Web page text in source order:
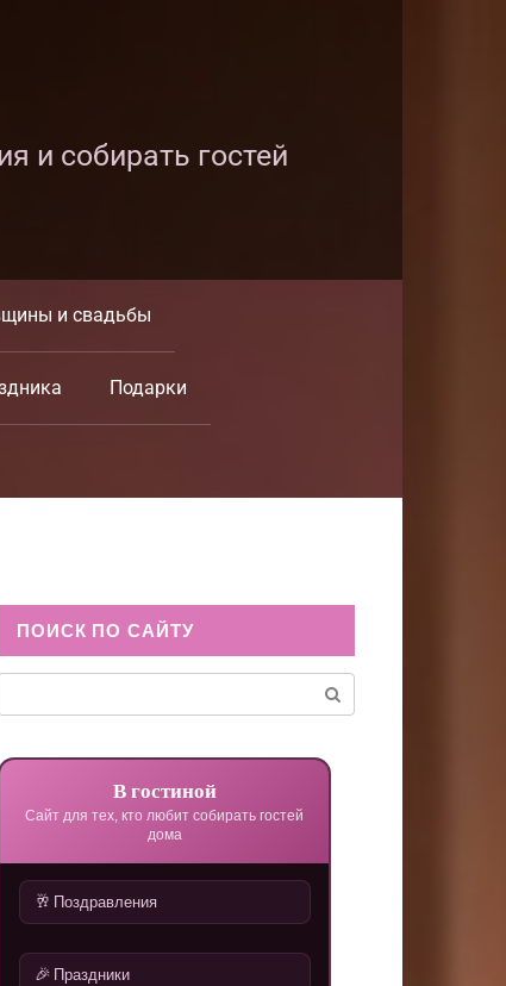
и собирать гостей
и свадьбы
Подарки
ПОИСК ПО САЙТУ
В гостиной
Сайт для тех, кто любит собирать гостей
дома
🥂 Поздравления
🎉 Праздники